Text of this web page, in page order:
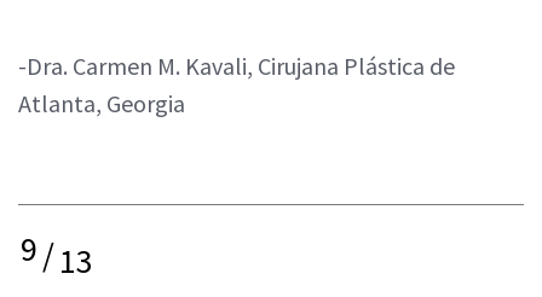
-Dra. Carmen M. Kavali, Cirujana Plástica de
Atlanta, Georgia
9/13